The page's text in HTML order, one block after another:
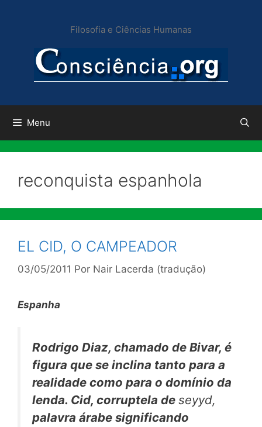
conteúdo
Filosofia e Ciências Humanas
Menu
reconquista espanhola
EL CID, O CAMPEADOR
03/05/2011 Por Nair Lacerda (tradução)
Espanha
Rodrigo Diaz, chamado de Bivar, é
figura que se inclina tanto para a
realidade como para o domínio da
lenda. Cid, corruptela de seyyd,
palavra árabe significando